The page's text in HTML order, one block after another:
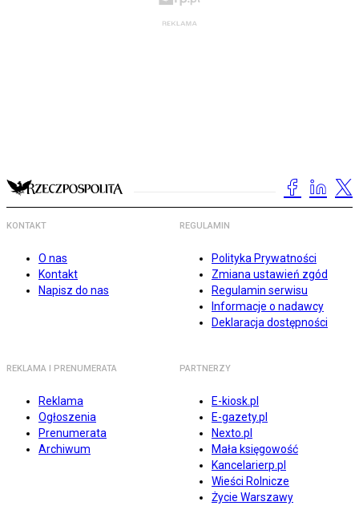
KONTAKT
O nas
Kontakt
Napisz do nas
REGULAMIN
Polityka Prywatności
Zmiana ustawień zgód
Regulamin serwisu
Informacje o nadawcy
Deklaracja dostępności
REKLAMA I PRENUMERATA
Reklama
Ogłoszenia
Prenumerata
Archiwum
PARTNERZY
E-kiosk.pl
E-gazety.pl
Nexto.pl
Mała księgowość
Kancelarierp.pl
Wieści Rolnicze
Życie Warszawy